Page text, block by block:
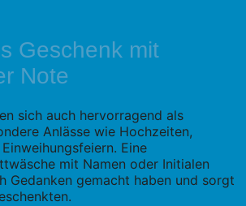
Geschenk mit
Note
sich auch hervorragend als
Anlässe wie Hochzeiten,
Eine
mit Namen oder Initialen
Gedanken gemacht haben und sorgt